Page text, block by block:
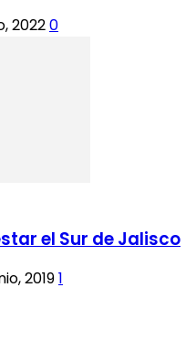
20220
el Sur de Jalisco
20191